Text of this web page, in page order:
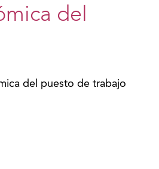
del
del puesto de trabajo